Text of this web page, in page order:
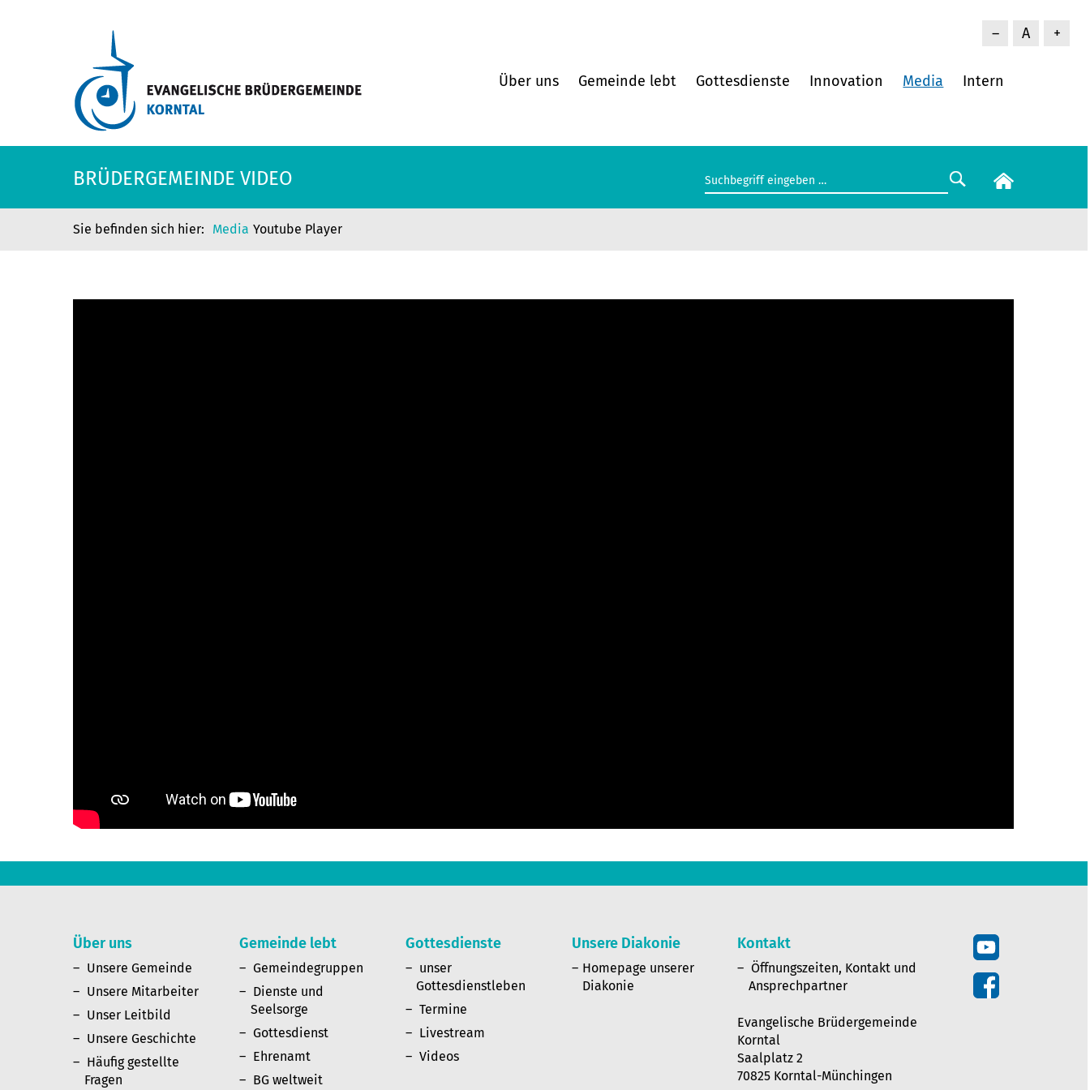
– A +
Über uns Gemeinde lebt Gottesdienste Innovation Media Intern
BRÜDERGEMEINDE VIDEO
Media Youtube Player
Über uns
Unsere Gemeinde
Unsere Mitarbeiter
Unser Leitbild
Unsere Geschichte
Häufig gestellte
Fragen
Gemeinde lebt
Gemeindegruppen
Dienste und
Seelsorge
Gottesdienst
Ehrenamt
BG weltweit
Gottesdienste
unser
Gottesdienstleben
Termine
Livestream
Videos
Unsere Diakonie
Homepage unserer
Diakonie
Kontakt
Öffnungszeiten, Kontakt und
Ansprechpartner
Evangelische Brüdergemeinde
Korntal
Saalplatz 2
70825 Korntal-Münchingen